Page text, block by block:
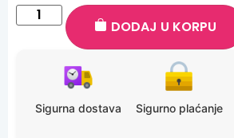
DODAJ U KORPU
Sigurna dostava Sigurno plaćanje